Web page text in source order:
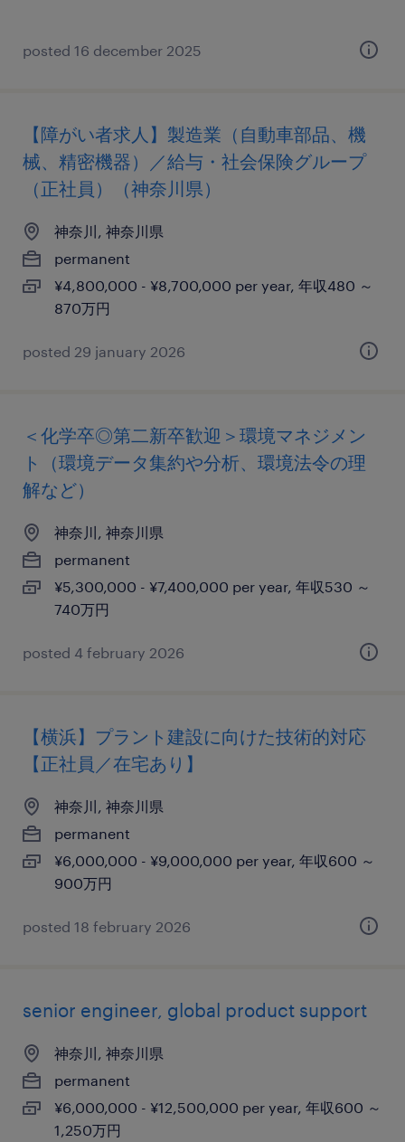
posted 16 december 2025
【障がい者求人】製造業（自動車部品、機
械、精密機器）／給与・社会保険グループ
（正社員）（神奈川県）
神奈川, 神奈川県
permanent
¥4,800,000 - ¥8,700,000 per year, 年収480 ～
870万円
posted 29 january 2026
＜化学卒◎第二新卒歓迎＞環境マネジメン
ト（環境データ集約や分析、環境法令の理
解など）
神奈川, 神奈川県
permanent
¥5,300,000 - ¥7,400,000 per year, 年収530 ～
740万円
posted 4 february 2026
【横浜】プラント建設に向けた技術的対応
【正社員／在宅あり】
神奈川, 神奈川県
permanent
¥6,000,000 - ¥9,000,000 per year, 年収600 ～
900万円
posted 18 february 2026
senior engineer, global product support
神奈川, 神奈川県
permanent
¥6,000,000 - ¥12,500,000 per year, 年収600 ～
1,250万円